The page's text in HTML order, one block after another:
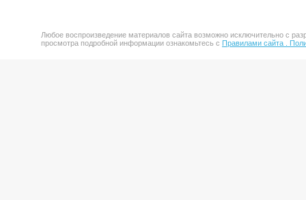
Любое воспроизведение материалов сайта возможно исключительно с
просмотра подробной информации ознакомьтесь с Правилами сайта .